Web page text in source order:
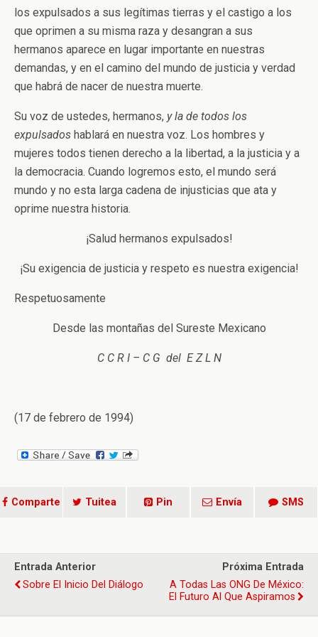
los expulsados a sus legítimas tierras y el castigo a los
que oprimen a su misma raza y desangran a sus
hermanos aparece en lugar importante en nuestras
demandas, y en el camino del mundo de justicia y verdad
que habrá de nacer de nuestra muerte.
Su voz de ustedes, hermanos, y la de todos los
expulsados hablará en nuestra voz. Los hombres y
mujeres todos tienen derecho a la libertad, a la justicia y a
la democracia. Cuando logremos esto, el mundo será
mundo y no esta larga cadena de injusticias que ata y
oprime nuestra historia.
¡Salud hermanos expulsados!
¡Su exigencia de justicia y respeto es nuestra exigencia!
Respetuosamente
Desde las montañas del Sureste Mexicano
C C R I – C G del E Z L N
(17 de febrero de 1994)
Comparte Tuitea Pin Envía SMS
Entrada Anterior
Sobre El Inicio Del Diálogo
Próxima Entrada
A Todas Las ONG De México:
El Futuro Al Que Aspiramos